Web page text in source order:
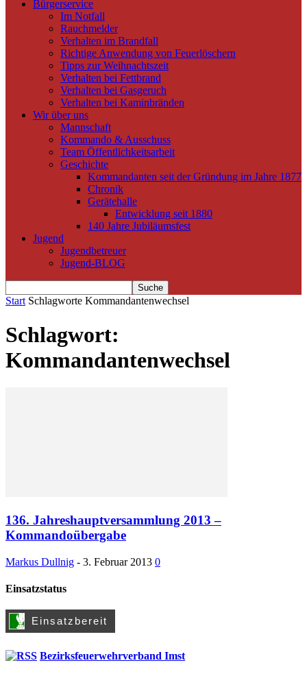
Bürgerservice
Im Notfall
Rauchmelder
Verhalten im Brandfall
Richtige Anwendung von Feuerlöschern
Tipps zur Weihnachtszeit
Verhalten bei Fettbrand
Verhalten bei Gasgeruch
Verhalten bei Kaminbränden
Wir über uns
Mannschaft
Kommando & Ausschuss
Team Öffentlichkeitsarbeit
Geschichte
Kommandanten seit der Gründung im Jahre 1877
Chronik
Gerätehalle
Entwicklung seit 1880
140 Jahre Jubiläumsfest
Jugend
Jugendbetreuer
Jugend-BLOG
Start Schlagworte Kommandantenwechsel
Schlagwort:
Kommandantenwechsel
136. Jahreshauptversammlung 2013 –
Kommandoübergabe
Markus Dullnig - 3. Februar 2013 0
Einsatzstatus
Bezirksfeuerwehrverband Imst